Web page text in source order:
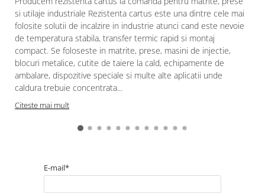
restaurante, cafenele)
Pentru industria alimentară
Pentru industria materialelor
Pentru prelucrarea metalelor
Rezistențe pentru aer și gaze
Rezistențe pentru aparate casnice
Rezistențe pentru echipamente de
si utilaje industriale Rezistenta cartus este una dintre cele mai
folosite solutii de incalzire in industrie atunci cand este nevoie
de temperatura stabila, transfer termic rapid si montaj
compact. Se foloseste in matrite, prese, masini de injectie,
blocuri metalice, cutite de taiere la cald, echipamente de
ambalare, dispozitive speciale si multe alte aplicatii unde
caldura trebuie concentrata...
Citeste mai mult
E-mail*